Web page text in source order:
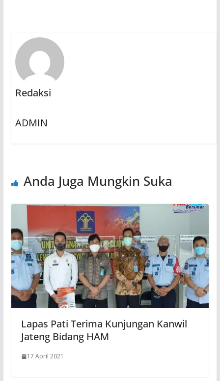
Redaksi
ADMIN
Anda Juga Mungkin Suka
Lapas Pati Terima Kunjungan Kanwil
Jateng Bidang HAM
17 April 2021